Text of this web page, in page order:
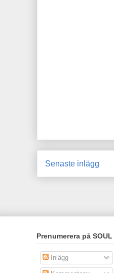
Senaste inlägg
Prenumerera på SOUL
Inlägg